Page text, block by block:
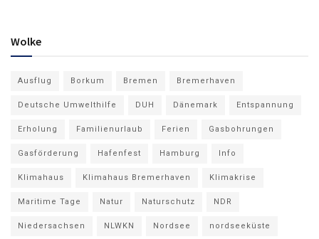
Wolke
Ausflug Borkum Bremen Bremerhaven
Deutsche Umwelthilfe DUH Dänemark Entspannung
Erholung Familienurlaub Ferien Gasbohrungen
Gasförderung Hafenfest Hamburg Info
Klimahaus Klimahaus Bremerhaven Klimakrise
Maritime Tage Natur Naturschutz NDR
Niedersachsen NLWKN Nordsee nordseeküste